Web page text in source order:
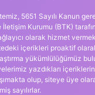
5651 Sayılı Kanun
İletişim Kurumu (BTK)
olarak hizmet
içerikleri proaktif
yükümlülüğümüz
yazdıkları
olup, siteye üye
sayılırlar.